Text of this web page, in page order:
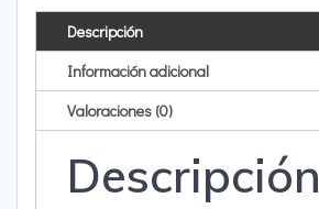
Descripción
Información adicional
Valoraciones (0)
Descripción